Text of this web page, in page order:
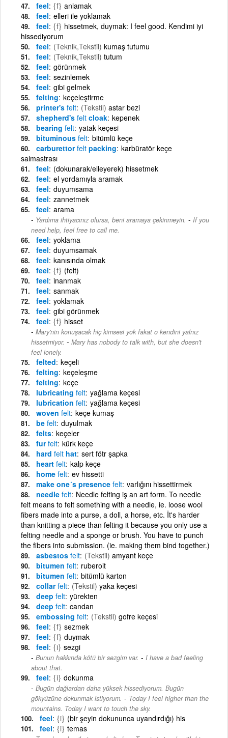
feel {f} anlamak
feel elleri ile yoklamak
feel {f} hissetmek, duymak: I feel good. Kendimi iyi
hissediyorum
feel (Teknik,Tekstil) kumaş tutumu
feel (Teknik,Tekstil) tutum
feel görünmek
feel sezinlemek
feel gibi gelmek
felting keçeleştirme
printer's felt (Tekstil) astar bezi
shepherd's felt cloak kepenek
bearing felt yatak keçesi
bituminous felt bitümlü keçe
carburettorfelt packing karbüratör keçe
salmastrası
feel (dokunarak/elleyerek) hissetmek
feel el yordamıyla aramak
feel duyumsama
feel zannetmek
feel arama
Yardıma ihtiyacınız olursa, beni aramaya çekinmeyin. - If you
need help, feel free to call me.
feel yoklama
feel duyumsamak
feel kanısında olmak
feel {f} (felt)
feel inanmak
feel sanmak
feel yoklamak
feel gibi görünmek
feel {f} hisset
Mary'nin konuşacak hiç kimsesi yok fakat o kendini yalnız
hissetmiyor. - Mary has nobody to talk with, but she doesn't
feel lonely.
felted keçeli
felting keçeleşme
felting keçe
lubricating felt yağlama keçesi
lubrication felt yağlama keçesi
woven felt keçe kumaş
be felt duyulmak
felts keçeler
furfelt kürk keçe
hard felt hat sert fötr şapka
heart felt kalp keçe
home felt ev hissetti
make one´s presence felt varlığını hissettirmek
needle felt Needle felting iş an art form. To needle
felt means to felt something with a needle, ie. loose wool
fibers made into a purse, a doll, a horse, etc. İt's harder
than knitting a piece than felting it because you only use a
felting needle and a sponge or brush. You have to punch
the fibers into submission. (ie. making them bind together.)
asbestos felt (Tekstil) amyant keçe
bitumen felt ruberoit
bitumen felt bitümlü karton
collarfelt (Tekstil) yaka keçesi
deep felt yürekten
deep felt candan
embossing felt (Tekstil) gofre keçesi
feel {f} sezmek
feel {f} duymak
feel {i} sezgi
Bunun hakkında kötü bir sezgim var. - I have a bad feeling
about that.
feel {i} dokunma
Bugün dağlardan daha yüksek hissediyorum. Bugün
gökyüzüne dokunmak istiyorum. - Today I feel higher than the
mountains. Today I want to touch the sky.
feel {i} (bir şeyin dokununca uyandırdığı) his
feel {i} temas